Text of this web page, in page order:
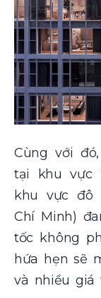
Cùng với
tại khu vực
khu vực đô
Chí Minh)
tốc không
hứa hẹn sẽ
và nhiều giá